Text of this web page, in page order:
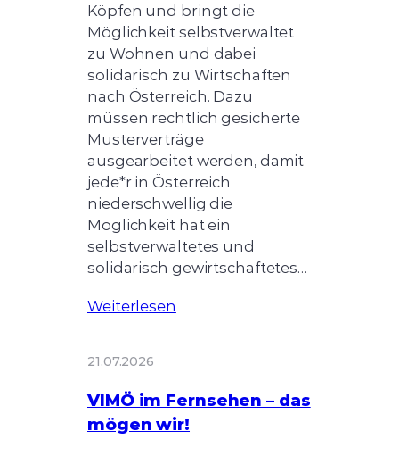
Köpfen und bringt die
Möglichkeit selbstverwaltet
zu Wohnen und dabei
solidarisch zu Wirtschaften
nach Österreich. Dazu
müssen rechtlich gesicherte
Musterverträge
ausgearbeitet werden, damit
jede*r in Österreich
niederschwellig die
Möglichkeit hat ein
selbstverwaltetes und
solidarisch gewirtschaftetes…
Weiterlesen
21.07.2026
VIMÖ im Fernsehen – das
mögen wir!